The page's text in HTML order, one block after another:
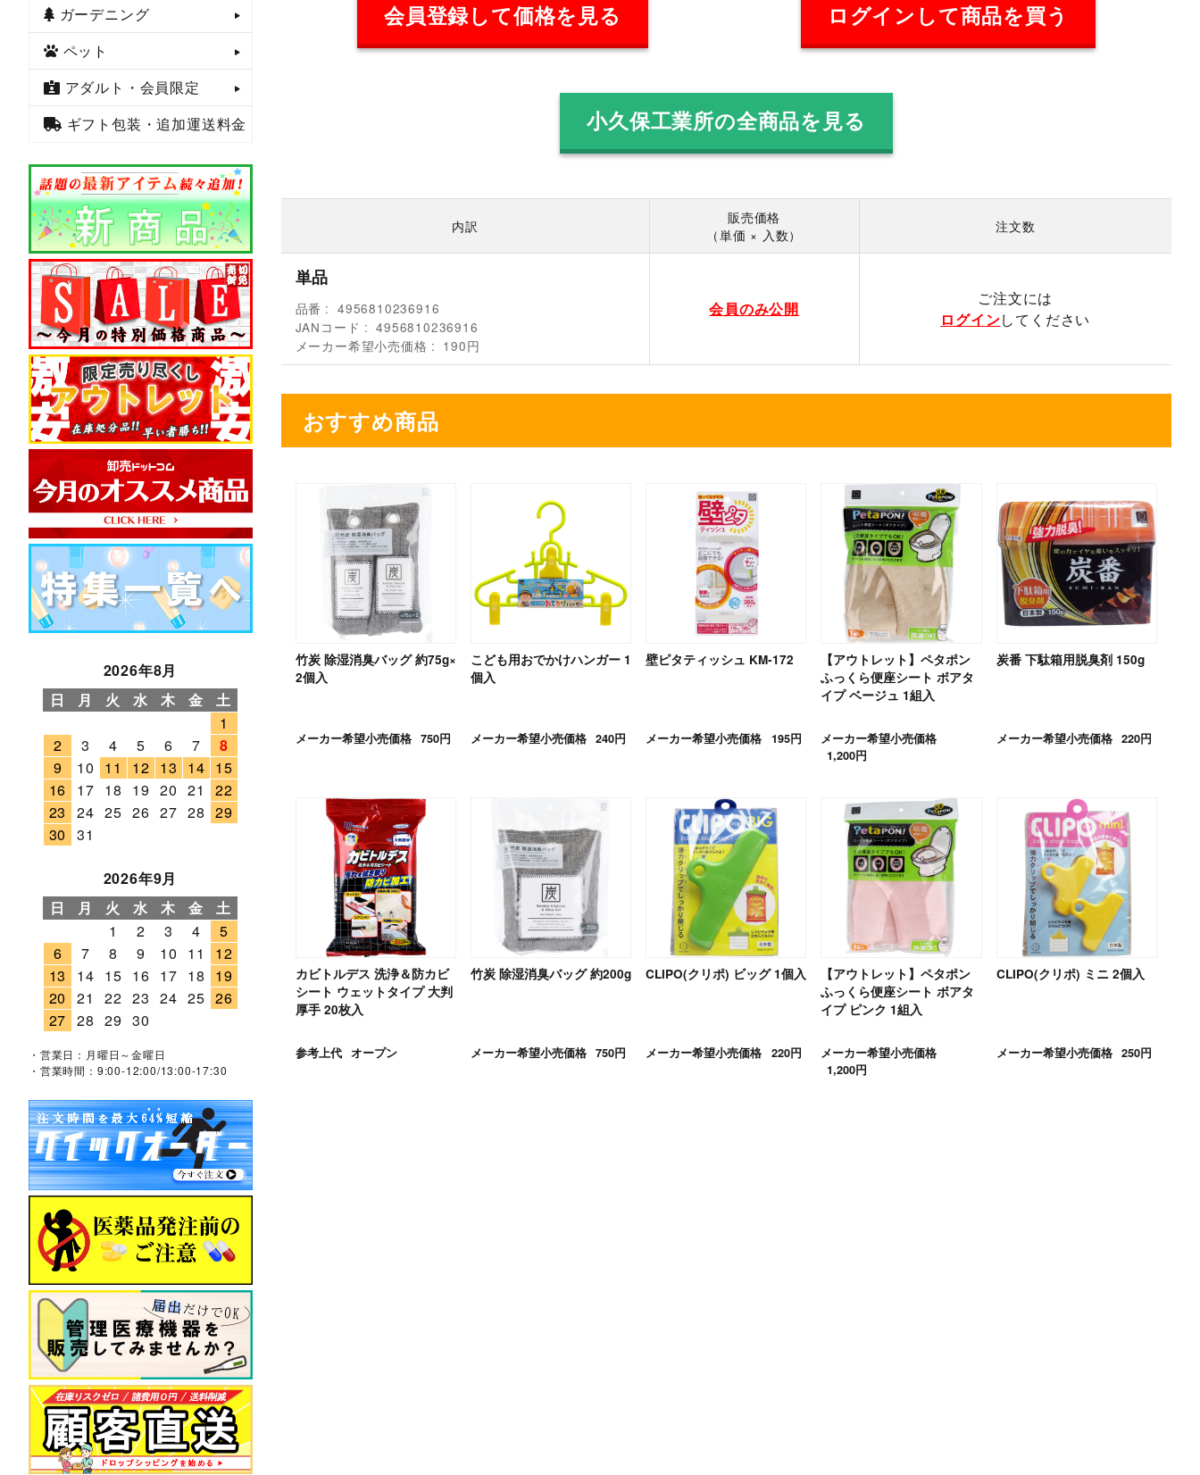
会員登録して価格を見る ログインして商品を買う
小久保工業所の全商品を見る
内訳
販売価格
（単価 × 入数）
注文数
単品
品番
4956810236916
JANコード
4956810236916
メーカー希望小売価格
190円
会員のみ公開
ご注文には
ログインしてください
おすすめ商品
竹炭 除湿消臭バッグ 約75g×
2個入
メーカー希望小売価格 750円
こども用おでかけハンガー 1
個入
メーカー希望小売価格 240円
壁ピタティッシュ KM-172
メーカー希望小売価格 195円
【アウトレット】ペタポン
ふっくら便座シート ボアタ
イプ ベージュ 1組入
メーカー希望小売価格
1,200円
炭番 下駄箱用脱臭剤 150g
メーカー希望小売価格 220円
カビトルデス 洗浄＆防カビ
シート ウェットタイプ 大判
厚手 20枚入
参考上代 オープン
竹炭 除湿消臭バッグ 約200g
メーカー希望小売価格 750円
CLIPO(クリポ) ビッグ 1個入
メーカー希望小売価格 220円
【アウトレット】ペタポン
ふっくら便座シート ボアタ
イプ ピンク 1組入
メーカー希望小売価格
1,200円
CLIPO(クリポ) ミニ 2個入
メーカー希望小売価格 250円
ガーデニング
ペット
アダルト・会員限定
ギフト包装・追加運送料金
2026年8月
日
月 火 水 木 金
土
1
2
3 4 5 6 7
8
9
10 11 12 13 14 15
16
17 18 19 20 21
22
23
24 25 26 27 28 29
30
31
2026年9月
日
月 火 水 木 金
土
1
2 3 4
5
6
7 8 9 10 11
12
13
14 15 16 17 18
19
20
21 22 23 24 25 26
27 28 29 30
・営業日：月曜日～金曜日
・営業時間：9:00-12:00/13:00-17:30